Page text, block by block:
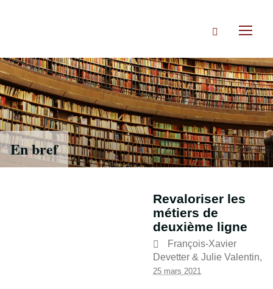
Rechercher
En bref
Revaloriser les
métiers de
deuxième ligne
François-Xavier
Devetter & Julie Valentin,
25 mars 2021